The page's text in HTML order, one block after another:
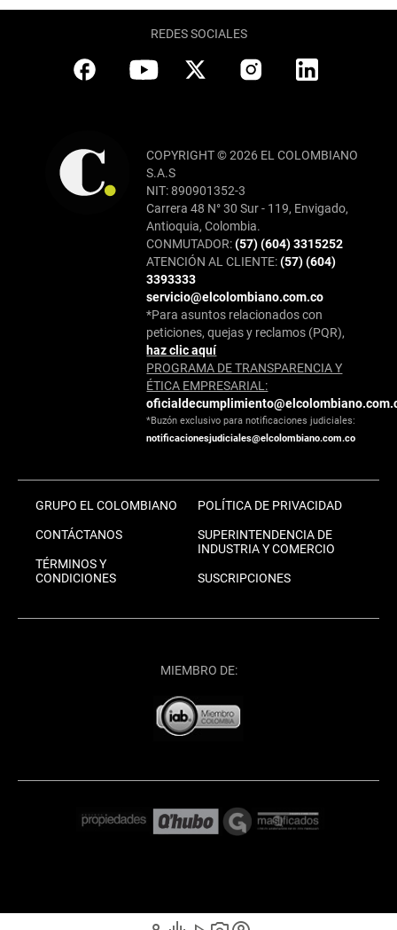
REDES SOCIALES
COPYRIGHT © 2026 EL COLOMBIANO
S.A.S
NIT: 890901352-3
Carrera 48 N° 30 Sur - 119, Envigado,
Antioquia, Colombia.
CONMUTADOR:(57) (604) 3315252
ATENCIÓN AL CLIENTE:(57) (604)
3393333
servicio@elcolombiano.com.co
*Para asuntos relacionados con
peticiones, quejas y reclamos (PQR),
haz clic aquí
PROGRAMA DE TRANSPARENCIA Y
ÉTICA EMPRESARIAL:
*Buzón exclusivo para notificaciones judiciales:
notificacionesjudiciales@elcolombiano.com.co
GRUPO EL COLOMBIANO
CONTÁCTANOS
TÉRMINOS Y
CONDICIONES
POLÍTICA DE PRIVACIDAD
SUPERINTENDENCIA DE
INDUSTRIA Y COMERCIO
SUSCRIPCIONES
MIEMBRO DE: